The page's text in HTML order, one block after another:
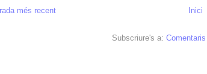
més recent Inici
Subscriure's a: